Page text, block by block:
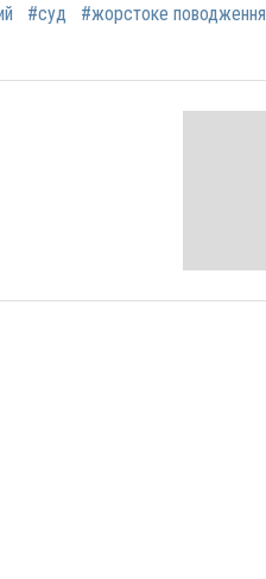
#суд #жорстоке поводження